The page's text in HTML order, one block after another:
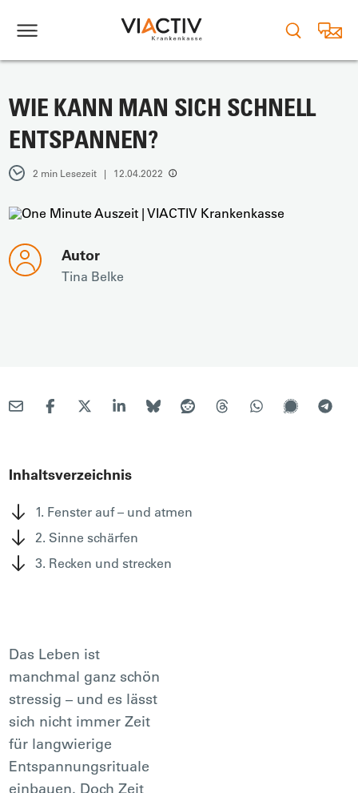
WIE KANN MAN SICH SCHNELL
ENTSPANNEN?
2 min Lesezeit | 12.04.2022
Autor
Tina Belke
Inhaltsverzeichnis
1. Fenster auf – und atmen
2. Sinne schärfen
3. Recken und strecken
Das Leben ist
manchmal ganz schön
stressig – und es lässt
sich nicht immer Zeit
für langwierige
Entspannungsrituale
einbauen. Doch Zeit